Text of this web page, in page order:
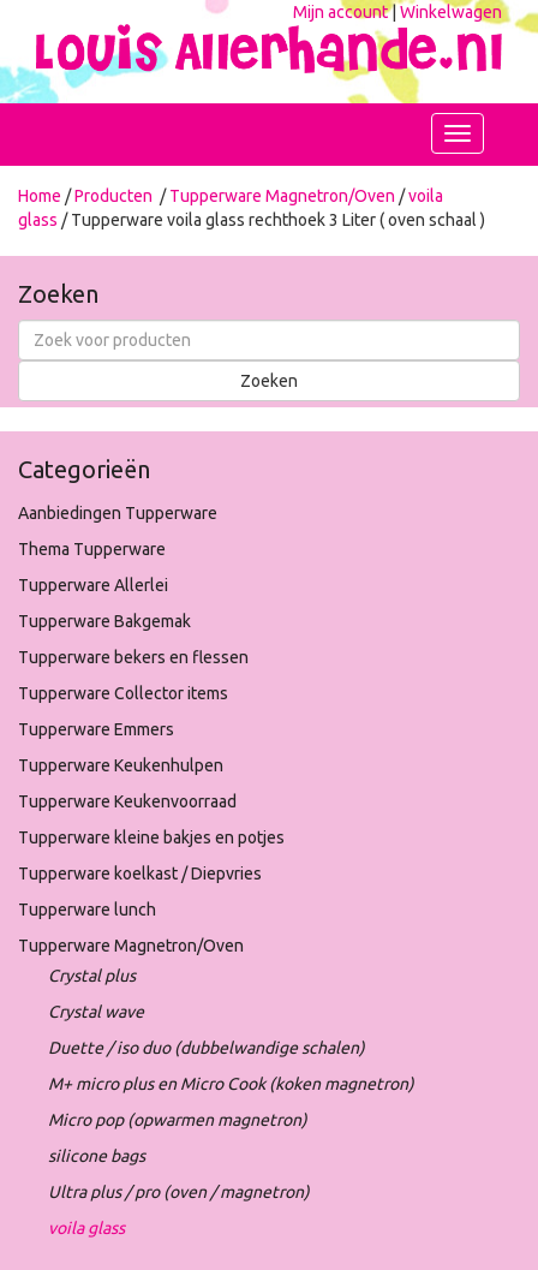
Mijn account|Winkelwagen
Toggle
navigation
Home /Producten /Tupperware Magnetron/Oven /voila
glass / Tupperware voila glass rechthoek 3 Liter ( oven schaal )
Zoeken
Categorieën
Aanbiedingen Tupperware
Thema Tupperware
Tupperware Allerlei
Tupperware Bakgemak
Tupperware bekers en flessen
Tupperware Collector items
Tupperware Emmers
Tupperware Keukenhulpen
Tupperware Keukenvoorraad
Tupperware kleine bakjes en potjes
Tupperware koelkast / Diepvries
Tupperware lunch
Tupperware Magnetron/Oven
Crystal plus
Crystal wave
Duette / iso duo (dubbelwandige schalen)
M+ micro plus en Micro Cook (koken magnetron)
Micro pop (opwarmen magnetron)
silicone bags
Ultra plus / pro (oven / magnetron)
voila glass